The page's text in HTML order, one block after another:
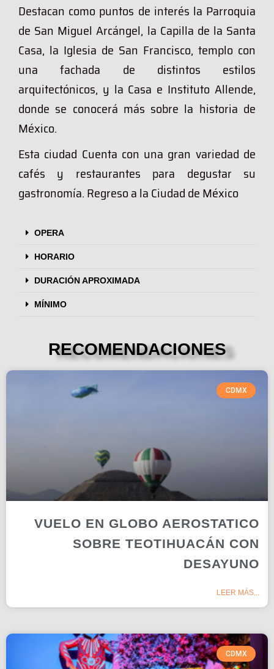
Destacan como puntos de interés la Parroquia
de San Miguel Arcángel, la Capilla de la Santa
Casa, la Iglesia de San Francisco, templo con
una fachada de distintos estilos
arquitectónicos, y la Casa e Instituto Allende,
donde se conocerá más sobre la historia de
México.
Esta ciudad Cuenta con una gran variedad de
cafés y restaurantes para degustar su
gastronomía. Regreso a la Ciudad de México
OPERA
HORARIO
DURACIÓN APROXIMADA
MÍNIMO
RECOMENDACIONES
CDMX
VUELO EN GLOBO AEROSTATICO
SOBRE TEOTIHUACÁN CON
DESAYUNO
LEER MÁS...
CDMX